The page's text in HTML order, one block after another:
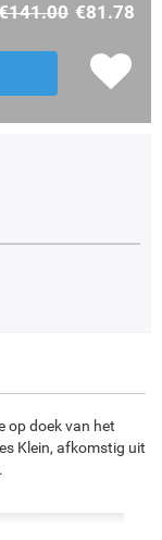
141.00 €81.78
op doek van het
Klein, afkomstig uit